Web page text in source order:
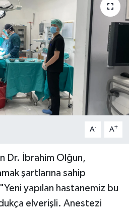
A- A+
Dr. İbrahim Olğun,
şartlarına sahip
yapılan hastanemiz bu
elverişli. Anestezi
Yayın izle